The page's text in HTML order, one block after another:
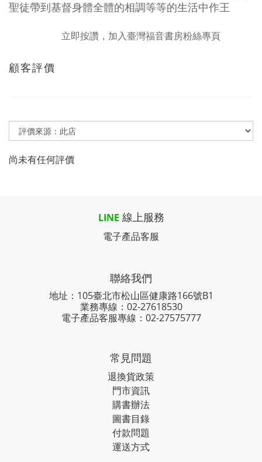
聖徒帶到基督身體全體的相調等等的生活中作王
立即按讚，加入臺灣福音書房粉絲專頁
顧客評價
尚未有任何評價
LINE 線上服務
電子產品客服
聯絡我們
地址：105臺北市松山區健康路166號B1
業務專線： 02-27618530
電子產品客服專線：02-27575777
常見問題
退換貨政策
門市資訊
購書辦法
圖書目錄
付款問題
運送方式